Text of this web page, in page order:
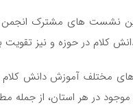
نشست های مشترک انجمن
کلام در حوزه و نیز تقویت
های مختلف آموزش دانش
در هر استان، از جمله